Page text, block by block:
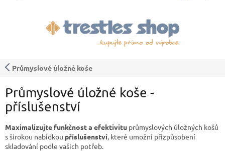
Průmyslové úložné koše
Průmyslové úložné koše -
příslušenství
Maximalizujte funkčnost a efektivitu průmyslových úložných košů
s širokou nabídkou příslušenství, které umožní přizpůsobení
skladování podle vašich potřeb.